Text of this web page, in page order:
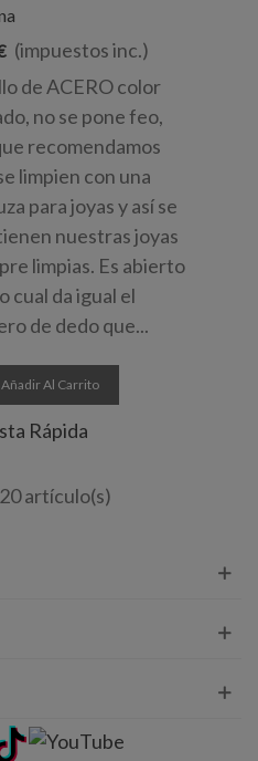
(impuestos inc.)
de ACERO color
no se pone feo,
recomendamos
limpien con una
para joyas y así se
nuestras joyas
limpias. Es abierto
cual da igual el
de dedo que...
Añadir Al Carrito
Rápida
artículo(s)